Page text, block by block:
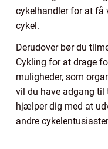
cykelhandler for at få
cykel.
Derudover bør du
Cykling for at drage
muligheder, som
vil du have adgang til
hjælper dig med at
andre